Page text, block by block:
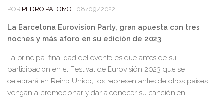
POR PEDRO PALOMO · 08/09/2022
La Barcelona Eurovision Party, gran apuesta con tres
noches y más aforo en su edición de 2023
La principal finalidad del evento es que antes de su
participación en el Festival de Eurovisión 2023 que se
celebrará en Reino Unido, los representantes de otros países
vengan a promocionar y dar a conocer su canción en